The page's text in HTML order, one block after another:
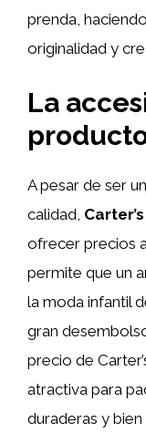
prenda,
originalidad y
La
A pesar de ser
calidad,
ofrecer precios
permite que un
la moda infantil
gran
precio de
atractiva para
duraderas y bien